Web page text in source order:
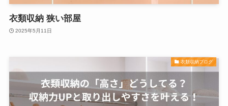
衣類収納 狭い部屋
2025年5月11日
衣類収納ブログ